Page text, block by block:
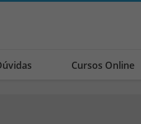
Cursos Online